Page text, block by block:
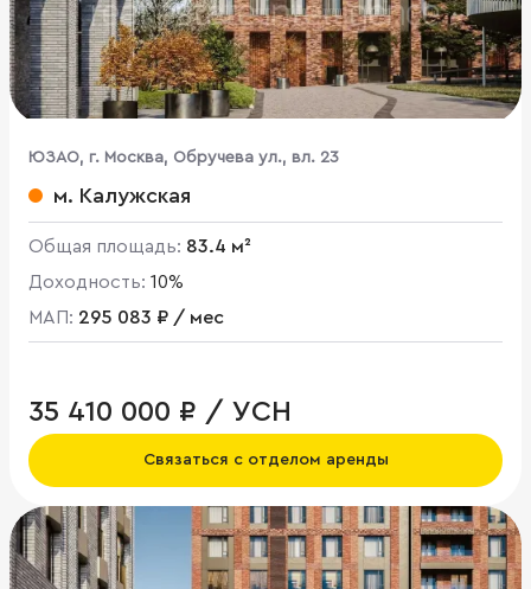
ЮЗАО, г. Москва, Обручева ул., вл. 23
м. Калужская
Общая площадь: 83.4 м²
Доходность: 10%
МАП: 295 083 ₽ / мес
35 410 000 ₽ / УСН
Связаться с отделом аренды